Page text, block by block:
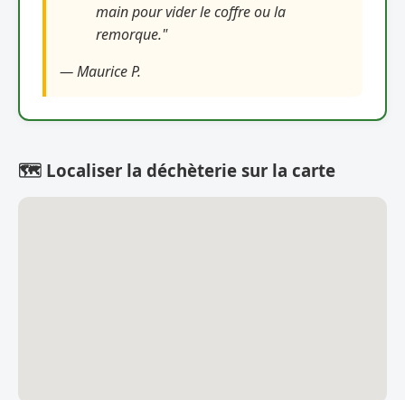
main pour vider le coffre ou la
remorque."
— Maurice P.
🗺️ Localiser la déchèterie sur la carte